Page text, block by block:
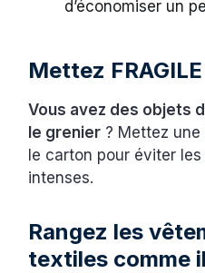
d’économiser un
Mettez
Vous avez des objets
le grenier ? Mettez une
le carton pour éviter
intenses.
Rangez les
textiles comme